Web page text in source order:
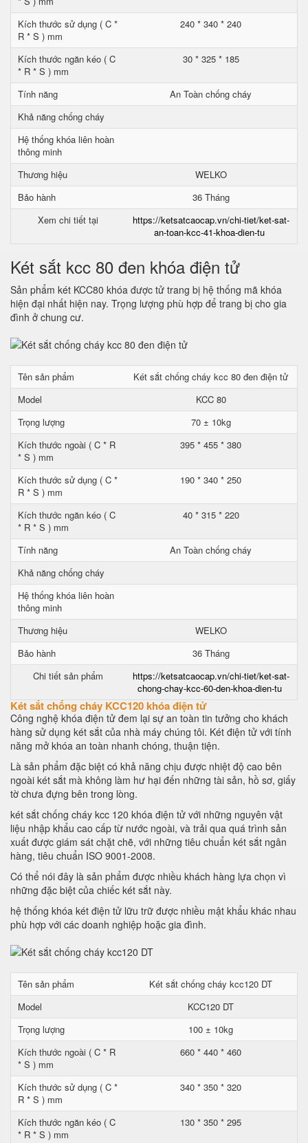
Kích thước sử dụng ( C *
R * S ) mm
240 * 340 * 240
Kích thước ngăn kéo ( C
* R * S ) mm
30 * 325 * 185
Tính năng
An Toàn chống cháy
Khả năng chống cháy
Hệ thống khóa liên hoàn
thông minh
Thương hiệu
WELKO
Bảo hành
36 Tháng
Xem chi tiết tại
https://ketsatcaocap.vn/chi-tiet/ket-sat-
an-toan-kcc-41-khoa-dien-tu
Két sắt kcc 80 đen khóa điện tử
Sản phẩm két KCC80 khóa được tử trang bị hệ thống mã khóa
hiện đại nhất hiện nay. Trọng lượng phù hợp để trang bị cho gia
đình ở chung cư.
Tên sản phẩm
Két sắt chống cháy kcc 80 đen điện tử
Model
KCC 80
Trọng lượng
70 ± 10kg
Kích thước ngoài ( C * R
* S ) mm
395 * 455 * 380
Kích thước sử dụng ( C *
R * S ) mm
190 * 340 * 250
Kích thước ngăn kéo ( C
* R * S ) mm
40 * 315 * 220
Tính năng
An Toàn chống cháy
Khả năng chống cháy
Hệ thống khóa liên hoàn
thông minh
Thương hiệu
WELKO
Bảo hành
36 Tháng
Chi tiết sản phẩm
https://ketsatcaocap.vn/chi-tiet/ket-sat-
chong-chay-kcc-60-den-khoa-dien-tu
Két sắt chống cháy KCC120 khóa điện tử
Công nghệ khóa điện tử đem lại sự an toàn tin tưởng cho khách
hàng sử dụng két sắt của nhà máy chúng tôi. Két điện tử với tính
năng mở khóa an toàn nhanh chóng, thuận tiện.
Là sản phẩm đặc biệt có khả năng chịu được nhiệt độ cao bên
ngoài két sắt mà không làm hư hại đến những tài sản, hồ sơ, giấy
tờ chưa đựng bên trong lòng.
két sắt chống cháy kcc 120 khóa điện tử với những nguyên vật
liệu nhập khẩu cao cấp từ nước ngoài, và trải qua quá trình sản
xuất được giám sát chặt chẽ, với những tiêu chuẩn két sắt ngân
hàng, tiêu chuẩn ISO 9001-2008.
Có thể nói đây là sản phẩm được nhiều khách hàng lựa chọn vì
những đặc biệt của chiếc két sắt này.
hệ thống khóa két điện tử lữu trữ được nhiều mật khẩu khác nhau
phù hợp với các doanh nghiệp hoặc gia đình.
Tên sản phẩm
Két sắt chống cháy kcc120 DT
Model
KCC120 DT
Trọng lượng
100 ± 10kg
Kích thước ngoài ( C * R
* S ) mm
660 * 440 * 460
Kích thước sử dụng ( C *
R * S ) mm
340 * 350 * 320
Kích thước ngăn kéo ( C
* R * S ) mm
130 * 350 * 295